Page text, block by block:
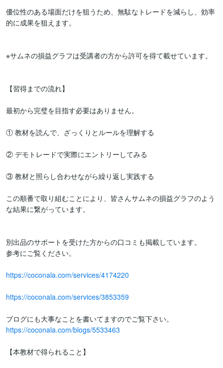
優位性のある場面だけを狙うため、無駄なトレードを減らし、効率
的に成果を狙えます。
※サムネの損益グラフは受講者の方から許可を得て載せています。
【習得までの流れ】
最初から完璧を目指す必要はありません。
① 教材を読んで、ざっくりとルールを理解する
② デモトレードで実際にエントリーしてみる
③ 教材と照らし合わせながら繰り返し実践する
この順番で取り組むことにより、皆さんサムネの損益グラフのよう
な結果に繋がっています。
別出品のサポートを受けた方からの口コミも掲載しています。
参考にご覧ください。
https://coconala.com/services/4174220
https://coconala.com/services/3853359
https://coconala.com/blogs/5533463
【本教材で得られること】